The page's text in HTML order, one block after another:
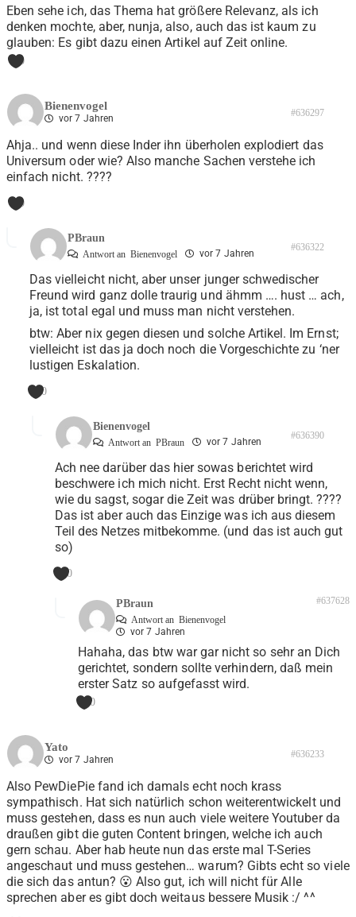
Eben sehe ich, das Thema hat größere Relevanz, als ich
denken mochte, aber, nunja, also, auch das ist kaum zu
glauben: Es gibt dazu einen Artikel auf Zeit online.
0
Bienenvogel
vor 7 Jahren #636297
Ahja.. und wenn diese Inder ihn überholen explodiert das
Universum oder wie? Also manche Sachen verstehe ich
einfach nicht. ????
0
PBraun
Antwort an Bienenvogel vor 7 Jahren
#636322
Das vielleicht nicht, aber unser junger schwedischer
Freund wird ganz dolle traurig und ähmm …. hust … ach,
ja, ist total egal und muss man nicht verstehen.
btw: Aber nix gegen diesen und solche Artikel. Im Ernst;
vielleicht ist das ja doch noch die Vorgeschichte zu ‘ner
lustigen Eskalation.
0
Bienenvogel
Antwort an PBraun vor 7 Jahren
#636390
Ach nee darüber das hier sowas berichtet wird
beschwere ich mich nicht. Erst Recht nicht wenn,
wie du sagst, sogar die Zeit was drüber bringt. ????
Das ist aber auch das Einzige was ich aus diesem
Teil des Netzes mitbekomme. (und das ist auch gut
so)
0
PBraun
Antwort an Bienenvogel
vor 7 Jahren
#637628
Hahaha, das btw war gar nicht so sehr an Dich
gerichtet, sondern sollte verhindern, daß mein
erster Satz so aufgefasst wird.
0
Yato
vor 7 Jahren #636233
Also PewDiePie fand ich damals echt noch krass
sympathisch. Hat sich natürlich schon weiterentwickelt und
muss gestehen, dass es nun auch viele weitere Youtuber da
draußen gibt die guten Content bringen, welche ich auch
gern schau. Aber hab heute nun das erste mal T-Series
angeschaut und muss gestehen… warum? Gibts echt so viele
die sich das antun? 😮 Also gut, ich will nicht für Alle
sprechen aber es gibt doch weitaus bessere Musik :/ ^^